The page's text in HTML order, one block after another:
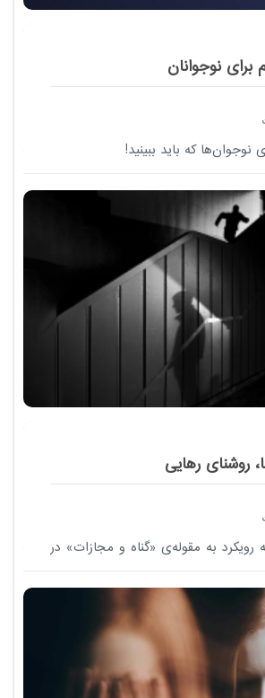
نوجوانان
روشنای رهایی
رویکرد به مقوله‌ی «گناه و مجازات» در
فردوسی و رمزگان اخلاقی آن در فهم
مفهومی عدالت و مجازات در مثنوی